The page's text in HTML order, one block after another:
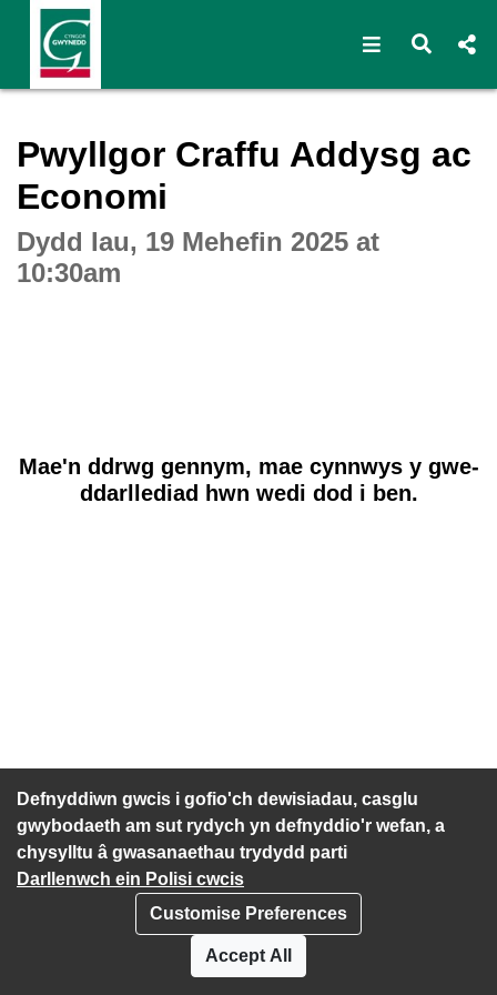
Defnyddiwn gwcis i gofio'ch dewisiadau, casglu
gwybodaeth am sut rydych yn defnyddio'r wefan, a
chysylltu â gwasanaethau trydydd parti
Darllenwch ein Polisi cwcis
Customise Preferences
Accept All
Open Open
Pwyllgor Craffu Addysg ac
Economi
Dydd Iau, 19 Mehefin 2025 at
10:30am
Mae'n ddrwg gennym, mae cynnwys y gwe-
ddarllediad hwn wedi dod i ben.
Polisi Prefiatrwydd
Datganiad hygyrchedd